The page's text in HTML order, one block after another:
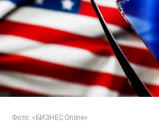
Фото: «БИЗНЕС Online»